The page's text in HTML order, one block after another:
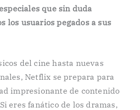
que sin duda
los usuarios pegados a sus
del cine hasta nuevas
Netflix se prepara para
impresionante de contenido
eres fanático de los dramas,